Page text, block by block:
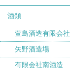
酒類
萱島酒造有限会社
矢野酒造場
有限会社南酒造